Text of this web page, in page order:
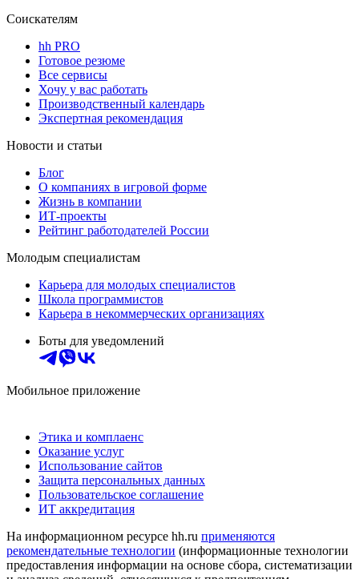
Соискателям
hh PRO
Готовое резюме
Все сервисы
Хочу у вас работать
Производственный календарь
Экспертная рекомендация
Новости и статьи
Блог
О компаниях в игровой форме
Жизнь в компании
ИТ-проекты
Рейтинг работодателей России
Молодым специалистам
Карьера для молодых специалистов
Школа программистов
Карьера в некоммерческих организациях
Боты для уведомлений
Мобильное приложение
Этика и комплаенс
Оказание услуг
Использование сайтов
Защита персональных данных
Пользовательское соглашение
ИТ аккредитация
На информационном ресурсе hh.ru применяются
рекомендательные технологии (информационные технологии
предоставления информации на основе сбора, систематизации